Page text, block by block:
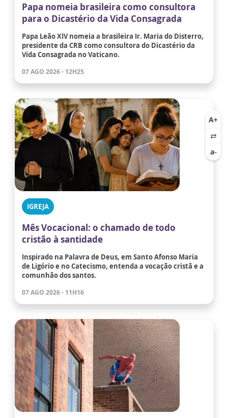
Papa nomeia brasileira como consultora
para o Dicastério da Vida Consagrada
Papa Leão XIV nomeia a brasileira Ir. Maria do Disterro,
presidente da CRB como consultora do Dicastério da
Vida Consagrada no Vaticano.
07 AGO 2026 - 12H25
IGREJA
Mês Vocacional: o chamado de todo
cristão à santidade
Inspirado na Palavra de Deus, em Santo Afonso Maria
de Ligório e no Catecismo, entenda a vocação cristã e a
comunhão dos santos.
07 AGO 2026 - 11H16